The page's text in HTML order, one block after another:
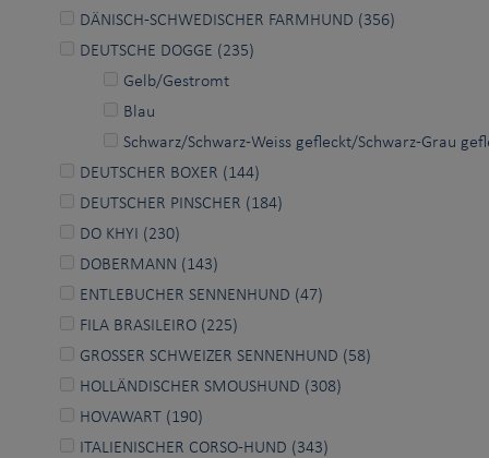
DÄNISCH-SCHWEDISCHER FARMHUND (356)
DEUTSCHE DOGGE (235)
Gelb/Gestromt
Blau
Schwarz/Schwarz-Weiss gefleckt/Schwarz-Grau
DEUTSCHER BOXER (144)
DEUTSCHER PINSCHER (184)
DO KHYI (230)
DOBERMANN (143)
ENTLEBUCHER SENNENHUND (47)
FILA BRASILEIRO (225)
GROSSER SCHWEIZER SENNENHUND (58)
HOLLÄNDISCHER SMOUSHUND (308)
HOVAWART (190)
ITALIENISCHER CORSO-HUND (343)